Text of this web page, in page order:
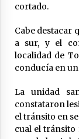
cortado.
Cabe destacar
a sur, y el
localidad de
conducía en
La unidad
constataron
el tránsito en
cual el tránsito